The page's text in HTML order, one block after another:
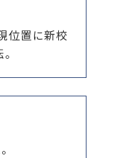
位置に新校